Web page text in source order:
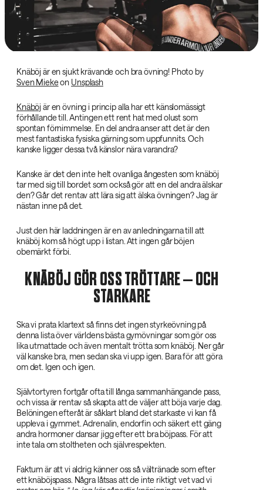
Knäböj är en sjukt krävande och bra övning! Photo by
Sven Miekeon Unsplash
Knäböj är en övning i princip alla har ett känslomässigt
förhållande till. Antingen ett rent hat med olust som
spontan förnimmelse. En del andra anser att det är den
mest fantastiska fysiska gärning som uppfunnits. Och
kanske ligger dessa två känslor nära varandra?
Kanske är det den inte helt ovanliga ångesten som knäböj
tar med sig till bordet som också gör att en del andra älskar
den? Går det rentav att lära sig att älska övningen? Jag är
nästan inne på det.
Just den här laddningen är en av anledningarna till att
knäböj kom så högt upp i listan. Att ingen går böjen
obemärkt förbi.
KNÄBÖJ GÖR OSS TRÖTTARE – OCH
STARKARE
Ska vi prata klartext så finns det ingen styrkeövning på
denna lista över världens bästa gymövningar som gör oss
lika utmattade och även mentalt trötta som knäböj. Ner går
väl kanske bra, men sedan ska vi upp igen. Bara för att göra
om det. Igen och igen.
Självtortyren fortgår ofta till långa sammanhängande pass,
och vissa är rentav så skapta att de väljer att böja varje dag.
Belöningen efteråt är såklart bland det starkaste vi kan få
uppleva i gymmet. Adrenalin, endorfin och säkert ett gäng
andra hormoner dansar jigg efter ett bra böjpass. För att
inte tala om stoltheten och självrespekten.
Faktum är att vi aldrig känner oss så vältränade som efter
ett knäböjspass. Några låtsas att de inte riktigt vet vad vi